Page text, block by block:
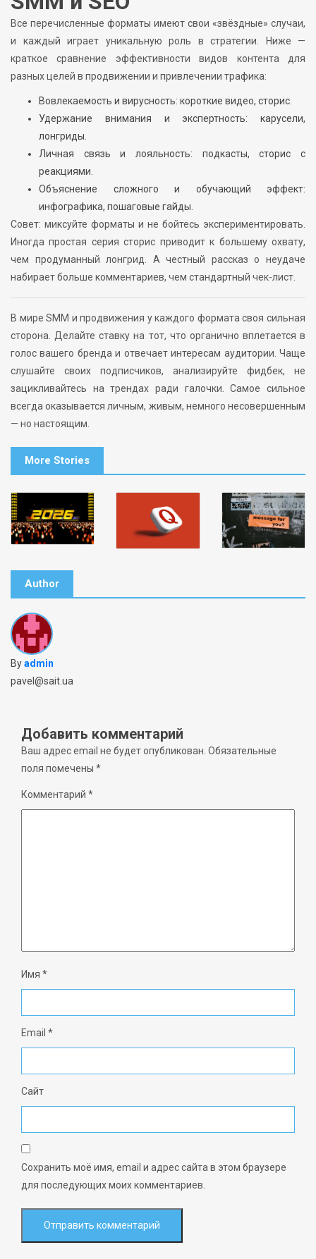
Все перечисленные форматы имеют свои «звёздные» случаи,
и каждый играет уникальную роль в стратегии. Ниже —
краткое сравнение эффективности видов контента для
разных целей в продвижении и привлечении трафика:
Вовлекаемость и вирусность: короткие видео, сторис.
Удержание внимания и экспертность: карусели,
лонгриды.
Личная связь и лояльность: подкасты, сторис с
реакциями.
Объяснение сложного и обучающий эффект:
инфографика, пошаговые гайды.
Совет: миксуйте форматы и не бойтесь экспериментировать.
Иногда простая серия сторис приводит к большему охвату,
чем продуманный лонгрид. А честный рассказ о неудаче
набирает больше комментариев, чем стандартный чек-лист.
В мире SMM и продвижения у каждого формата своя сильная
сторона. Делайте ставку на тот, что органично вплетается в
голос вашего бренда и отвечает интересам аудитории. Чаще
слушайте своих подписчиков, анализируйте фидбек, не
зацикливайтесь на трендах ради галочки. Самое сильное
всегда оказывается личным, живым, немного несовершенным
— но настоящим.
More Stories
Author
Byadmin
pavel@sait.ua
Добавить комментарий
Ваш адрес email не будет опубликован. Обязательные
поля помечены *
Комментарий *
Имя *
Email *
Сайт
Сохранить моё имя, email и адрес сайта в этом браузере
для последующих моих комментариев.